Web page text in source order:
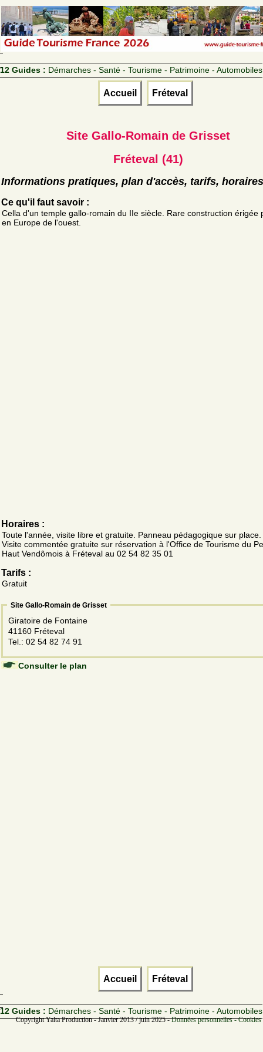
12 Guides : Démarches - Santé - Tourisme - Patrimoine - Automobiles
Accueil Fréteval
Site Gallo-Romain de Grisset
Fréteval (41)
Informations pratiques, plan d'accès, tarifs, horaires
Ce qu'il faut savoir :
Cella d'un temple gallo-romain du IIe siècle. Rare construction érigée
en Europe de l'ouest.
Horaires :
Toute l'année, visite libre et gratuite. Panneau pédagogique sur place.
Visite commentée gratuite sur réservation à l'Office de Tourisme du
Haut Vendômois à Fréteval au 02 54 82 35 01
Tarifs :
Gratuit
Site Gallo-Romain de Grisset
Giratoire de Fontaine
41160 Fréteval
Tel.: 02 54 82 74 91
Consulter le plan
Accueil Fréteval
12 Guides : Démarches - Santé - Tourisme - Patrimoine - Automobiles
Copyright Yalta Production - Janvier 2013 / juin 2025 -Données personnelles -